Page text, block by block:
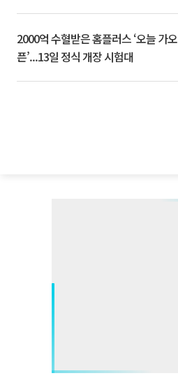
2000억 수혈받은 홈플러스 ‘오늘 가오
픈’...13일 정식 개장 시험대